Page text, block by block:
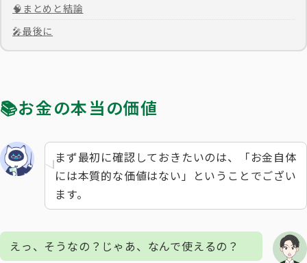
🧠まとめと結論
🎤最後に
📚お金の本当の価値
まず最初に確認しておきたいのは、「お金自体
には本質的な価値はない」ということでござい
ます。
えっ、そうなの？じゃあ、なんで使えるの？